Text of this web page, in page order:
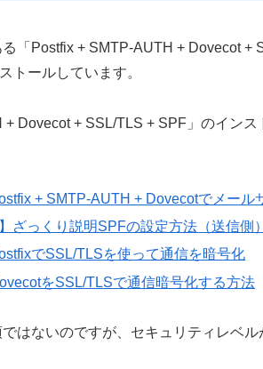
「Postfix + SMTP-AUTH + Dovecot +
トールしています。
+ Dovecot + SSL/TLS + SPF」のイン
+ SMTP-AUTH + Dovecotでメール
ざっくり説明SPFの設定方法（送信側）
でSSL/TLSを使って通信を暗号化
をSSL/TLSで通信暗号化する方法
はないのですが、セキュリティレベ